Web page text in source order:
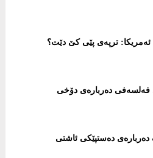
ئەمریکا: ترپەی پێی کێ دێت؟
فەلسەفی دەربارەی دۆخی
دەستپێکی ئاشتی